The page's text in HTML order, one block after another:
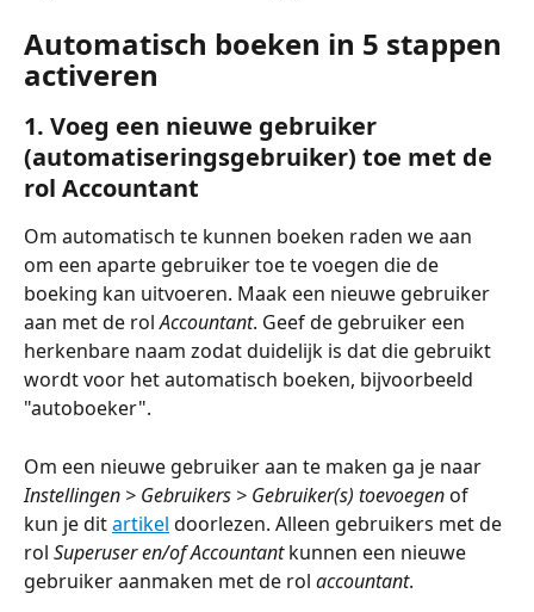
Automatisch boeken in 5 stappen
activeren
1. Voeg een nieuwe gebruiker
(automatiseringsgebruiker) toe met de
rol Accountant
Om automatisch te kunnen boeken raden we aan
om een aparte gebruiker toe te voegen die de
boeking kan uitvoeren. Maak een nieuwe gebruiker
aan met de rol Accountant. Geef de gebruiker een
herkenbare naam zodat duidelijk is dat die gebruikt
wordt voor het automatisch boeken, bijvoorbeeld
"autoboeker".
Om een nieuwe gebruiker aan te maken ga je naar
Instellingen > Gebruikers > Gebruiker(s) toevoegen of
kun je dit artikel doorlezen. Alleen gebruikers met de
rol Superuser en/of Accountant kunnen een nieuwe
gebruiker aanmaken met de rol accountant.